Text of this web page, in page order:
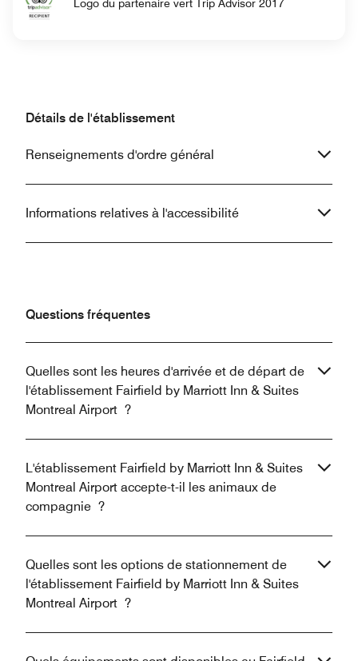
Logo du partenaire vert Trip Advisor 2017
Détails de l'établissement
Renseignements d'ordre général
Informations relatives à l'accessibilité
Questions fréquentes
Quelles sont les heures d'arrivée et de départ de
l'établissement Fairfield by Marriott Inn & Suites
Montreal Airport ?
L'établissement Fairfield by Marriott Inn & Suites
Montreal Airport accepte-t-il les animaux de
compagnie ?
Quelles sont les options de stationnement de
l'établissement Fairfield by Marriott Inn & Suites
Montreal Airport ?